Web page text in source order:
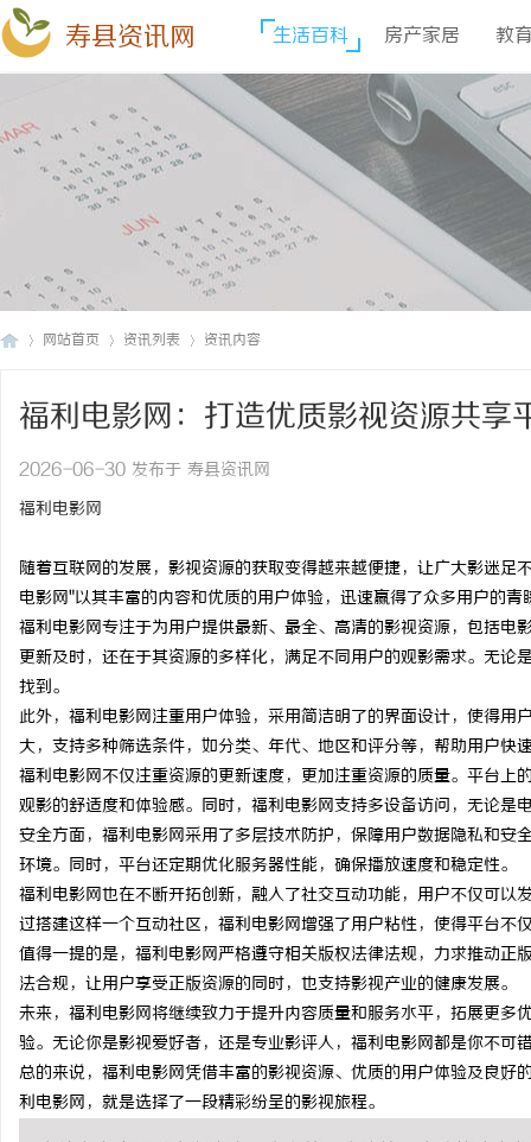
寿县资讯网 生活百科 房产家居 教
网站首页 资讯列表 资讯内容
福利电影网：打造优质影视资源共享
2026-06-30 发布于 寿县资讯网
福利电影网
随着互联网的发展，影视资源的获取变得越来越便捷，让广大影迷
电影网"以其丰富的内容和优质的用户体验，迅速赢得了众多用户的青
福利电影网专注于为用户提供最新、最全、高清的影视资源，包括
更新及时，还在于其资源的多样化，满足不同用户的观影需求。无
找到。
此外，福利电影网注重用户体验，采用简洁明了的界面设计，使得
大，支持多种筛选条件，如分类、年代、地区和评分等，帮助用户快
福利电影网不仅注重资源的更新速度，更加注重资源的质量。平台
观影的舒适度和体验感。同时，福利电影网支持多设备访问，无论是
安全方面，福利电影网采用了多层技术防护，保障用户数据隐私和
环境。同时，平台还定期优化服务器性能，确保播放速度和稳定性。
福利电影网也在不断开拓创新，融入了社交互动功能，用户不仅可
过搭建这样一个互动社区，福利电影网增强了用户粘性，使得平台不
值得一提的是，福利电影网严格遵守相关版权法律法规，力求推动
法合规，让用户享受正版资源的同时，也支持影视产业的健康发展。
未来，福利电影网将继续致力于提升内容质量和服务水平，拓展更
验。无论你是影视爱好者，还是专业影评人，福利电影网都是你不可
总的来说，福利电影网凭借丰富的影视资源、优质的用户体验及良
利电影网，就是选择了一段精彩纷呈的影视旅程。武汉配眼镜 上海配眼镜